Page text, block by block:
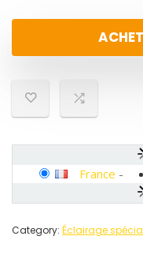
France -
Category: Éclairage